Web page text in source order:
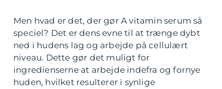
Men hvad er det, der gør A vitamin serum så
speciel? Det er dens evne til at trænge dybt
ned i hudens lag og arbejde på cellulært
niveau. Dette gør det muligt for
ingredienserne at arbejde indefra og fornye
huden, hvilket resulterer i synlige